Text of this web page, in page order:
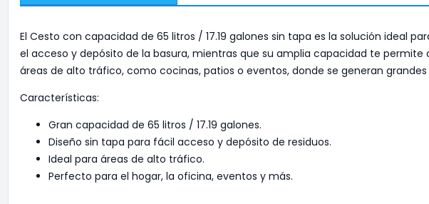
El Cesto con capacidad de 65 litros / 17.19 galones sin tapa es la solución ideal
el acceso y depósito de la basura, mientras que su amplia capacidad te
áreas de alto tráfico, como cocinas, patios o eventos, donde se generan
Características:
Gran capacidad de 65 litros / 17.19 galones.
Diseño sin tapa para fácil acceso y depósito de residuos.
Ideal para áreas de alto tráfico.
Perfecto para el hogar, la oficina, eventos y más.